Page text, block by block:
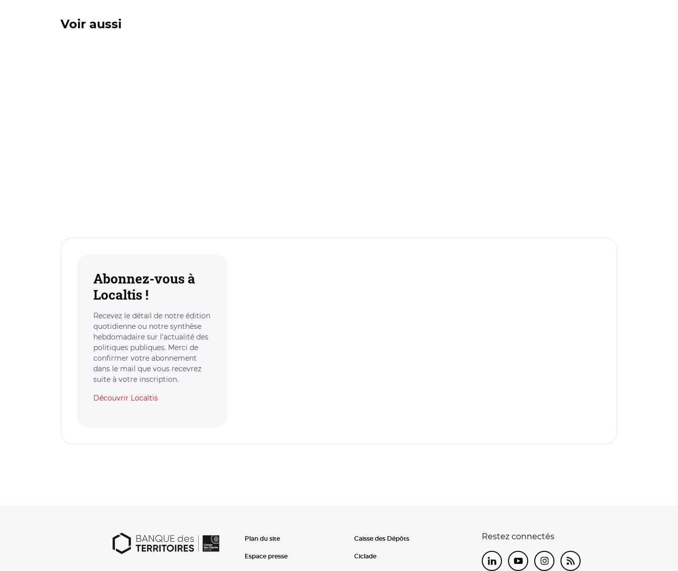
Voir aussi
Abonnez-vous à
Localtis !
Recevez le détail de notre édition
quotidienne ou notre synthèse
hebdomadaire sur l’actualité des
politiques publiques. Merci de
confirmer votre abonnement
dans le mail que vous recevrez
suite à votre inscription.
Découvrir Localtis
Plan du site
Espace presse
Caisse des Dépôts
Ciclade
Restez connectés
LinkedInYoutubeInstagram
RSS